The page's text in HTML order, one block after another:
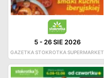
5- 26 SIE 2026
GAZETKA STOKROTKA SUPERMARKET